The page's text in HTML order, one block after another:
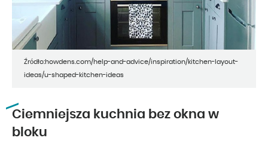
Źródło:howdens.com/help-and-advice/inspiration/kitchen-layout-
ideas/u-shaped-kitchen-ideas
Ciemniejsza kuchnia bez okna w
bloku